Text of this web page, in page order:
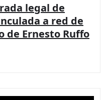
legal de
a red de
de Ernesto Ruffo